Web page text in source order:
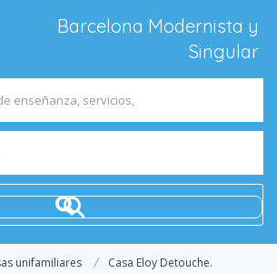
Barcelona Modernista y
Singular
unifamiliares Casa Eloy Detouche.